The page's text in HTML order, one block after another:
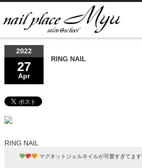
2022
27
Apr
RING NAIL
RING NAIL
マグネットジェルネイルが可愛すぎてます